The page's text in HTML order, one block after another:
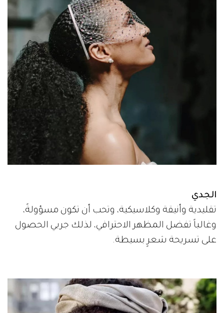
الجدي
تقليدية وأنيقة وكلاسيكية، وتحب أن تكون مسؤولةً،
وغالباً تفضل المظهر الاحترافي، لذلك جربي الحصول
على تسريحة شعرٍ بسيطة.